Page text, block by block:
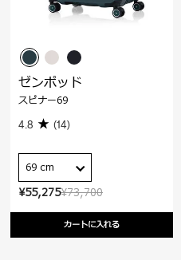
¥73,700
¥55,275
カートに入れる
ゼンポッド
スピナー69
4.8 (14)
69 cm